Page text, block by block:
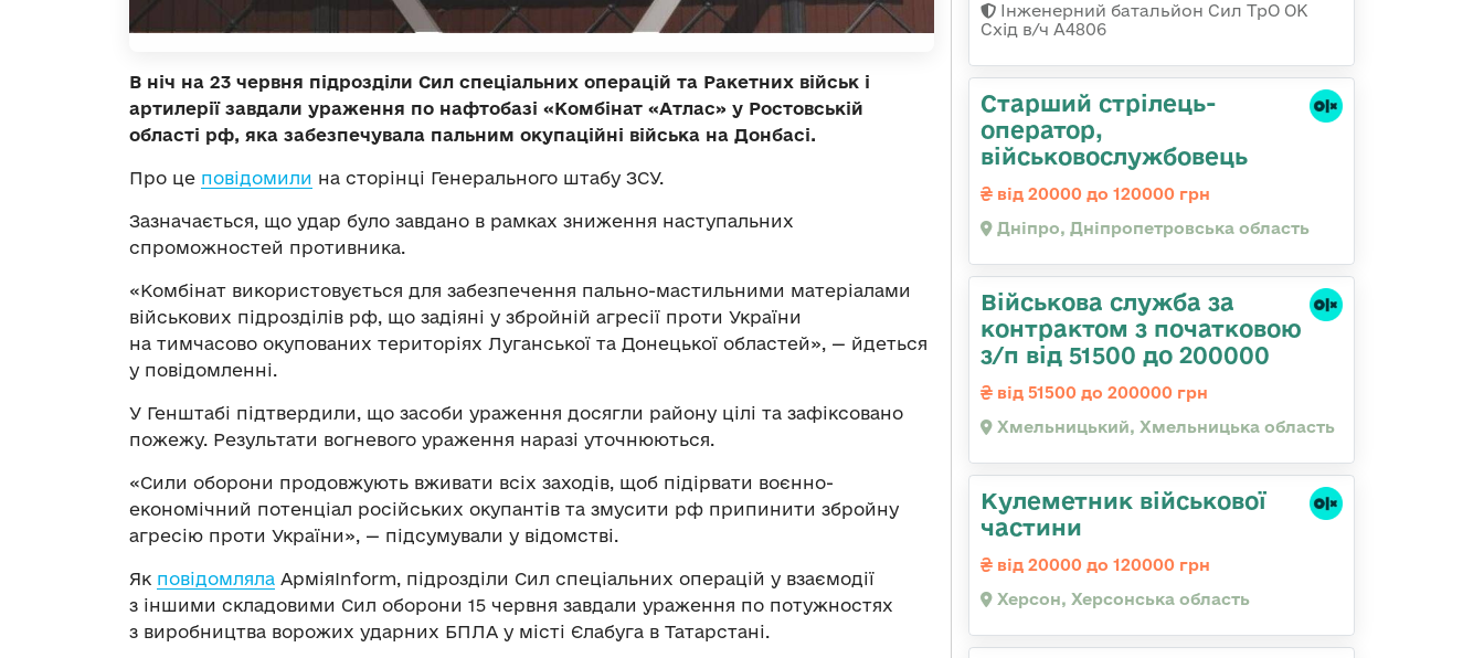
В ніч на 23 червня підрозділи Сил спеціальних операцій та Ракетних військ і
артилерії завдали ураження по нафтобазі «Комбінат «Атлас» у Ростовській
області рф, яка забезпечувала пальним окупаційні війська на Донбасі.
Про це повідомили на сторінці Генерального штабу ЗСУ.
Зазначається, що удар було завдано в рамках зниження наступальних
спроможностей противника.
«Комбінат використовується для забезпечення пально-мастильними матеріалами
військових підрозділів рф, що задіяні у збройній агресії проти України
на тимчасово окупованих територіях Луганської та Донецької областей», — йдеться
у повідомленні.
У Генштабі підтвердили, що засоби ураження досягли району цілі та зафіксовано
пожежу. Результати вогневого ураження наразі уточнюються.
«Сили оборони продовжують вживати всіх заходів, щоб підірвати воєнно-
економічний потенціал російських окупантів та змусити рф припинити збройну
агресію проти України», — підсумували у відомстві.
Як повідомляла АрміяInform, підрозділи Сил спеціальних операцій у взаємодії
з іншими складовими Сил оборони 15 червня завдали ураження по потужностях
з виробництва ворожих ударних БПЛА у місті Єлабуга в Татарстані.
Інженерний батальйон Сил ТрО ОК
Схід в/ч А4806
Старший стрілець-
оператор,
військовослужбовець
від 20000 до 120000 грн
Дніпро, Дніпропетровська область
Військова служба за
контрактом з початковою
з/п від 51500 до 200000
від 51500 до 200000 грн
Хмельницький, Хмельницька область
Кулеметник військової
частини
від 20000 до 120000 грн
Херсон, Херсонська область